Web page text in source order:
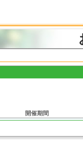
開催期間